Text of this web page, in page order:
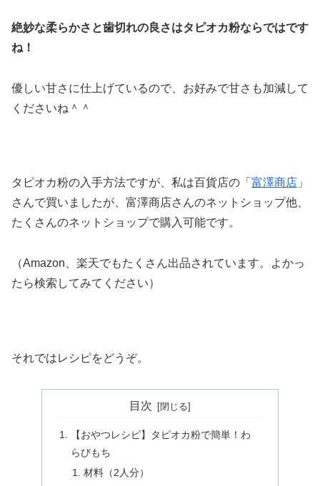
絶妙な柔らかさと歯切れの良さはタピオカ粉ならではです
ね！
優しい甘さに仕上げているので、お好みで甘さも加減して
くださいね＾＾
タピオカ粉の入手方法ですが、私は百貨店の「 富澤商店 」
さんで買いましたが、富澤商店さんのネットショップ他、
たくさんのネットショップで購入可能です。
（Amazon、楽天でもたくさん出品されています。よかっ
たら検索してみてください）
それではレシピをどうぞ。
目次
【おやつレシピ】タピオカ粉で簡単！わ
らびもち
材料（2人分）